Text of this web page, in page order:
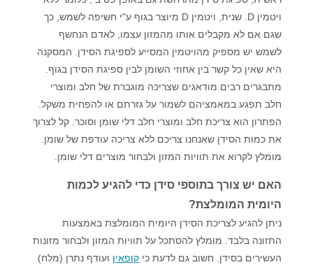
ויטמין D. שנית, ויטמין D מיוצר בגוף ע"י חשיפה לשמש, כך
שגם אם לא מקבלים אותו מהמזון עצמו, לאדם הנחשף
לשמש יש מספיק מהויטמין המסייע לספיגת הסידן. המסקנה
היא שאין כל קשר בין אחוזי השומן לבין ספיגת הסידן בגוף.
מתבגרים רבים מודאגים שצריכה מוגברת של חלב ומוצרי
חלב תפגע במאמציהם לשמור על גזרתם או להפחית משקל.
הפתרון הוא צריכת חלב ומוצרי חלב דלי שומן וסוכר. קל לצרוך
את כמות הסידן שאנחנו צריכם ללא צריכה עודפת של שומן.
מומלץ לקרוא את תוויות המזון ולבחור מוצרים דלי שומן.
האם יש צורך בתוספי סידן כדי להגיע לכמות
היומית המומלצת?
ניתן להגיע לצריכת הסידן היומית המומלצת באמצעות
התזונה בלבד. מומלץ להסתכל על תוויות המזון ולבחור מזונות
העשירים בסידן. חשוב גם לדעת כי קופאין ועודף נתרן (מלח)